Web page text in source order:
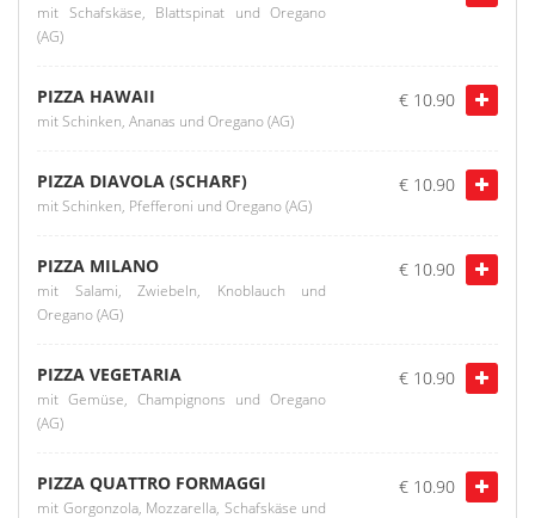
mit Schafskäse, Blattspinat und Oregano
(AG)
PIZZA HAWAII
mit Schinken, Ananas und Oregano (AG)
€ 10.90
PIZZA DIAVOLA (SCHARF)
mit Schinken, Pfefferoni und Oregano (AG)
€ 10.90
PIZZA MILANO
mit Salami, Zwiebeln, Knoblauch und
Oregano (AG)
€ 10.90
PIZZA VEGETARIA
mit Gemüse, Champignons und Oregano
(AG)
€ 10.90
PIZZA QUATTRO FORMAGGI
mit Gorgonzola, Mozzarella, Schafskäse und
€ 10.90